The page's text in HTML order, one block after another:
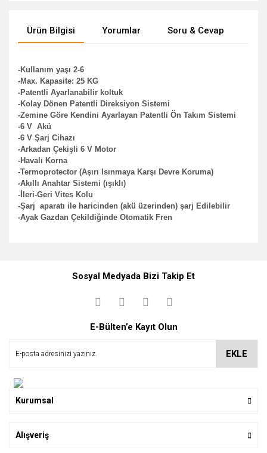
Ürün Bilgisi Yorumlar Soru & Cevap
-Kullanım yaşı 2-6
-Max. Kapasite: 25 KG
-Patentli Ayarlanabilir koltuk
-Kolay Dönen Patentli Direksiyon Sistemi
-Zemine Göre Kendini Ayarlayan Patentli Ön Takım Sistemi
-6 V Akü
-6 V Şarj Cihazı
-Arkadan Çekişli 6 V Motor
-Havalı Korna
-Termoprotector (Aşırı Isınmaya Karşı Devre Koruma)
-Akıllı Anahtar Sistemi (ışıklı)
-İleri-Geri Vites Kolu
-Şarj aparatı ile haricinden (akü üzerinden) şarj Edilebilir
-Ayak Gazdan Çekildiğinde Otomatik Fren
Sosyal Medyada Bizi Takip Et
E-Bülten’e Kayıt Olun
EKLE
Kurumsal
Alışveriş